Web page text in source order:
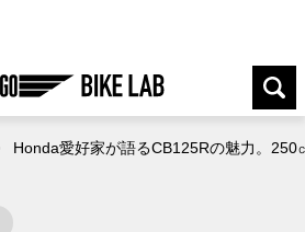
Honda愛好家が語るCB125Rの魅力。